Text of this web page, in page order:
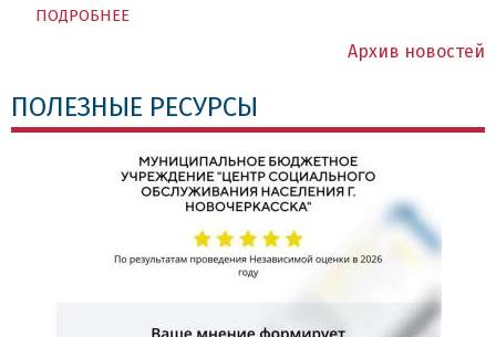
ПОДРОБНЕЕ
Архив новостей
ПОЛЕЗНЫЕ РЕСУРСЫ